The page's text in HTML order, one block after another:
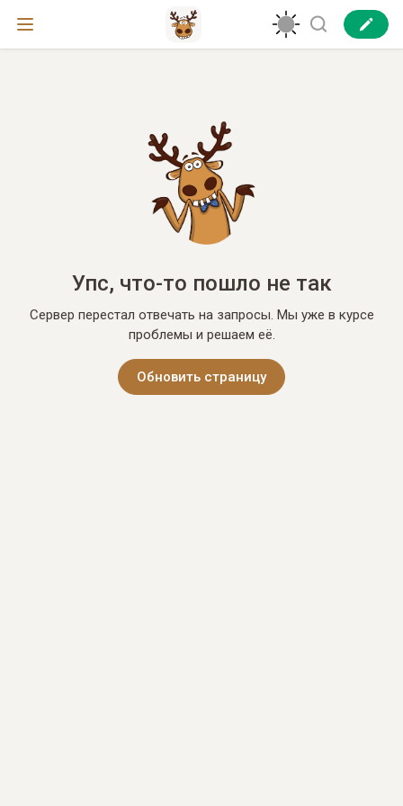
Упс, что-то пошло не так
Сервер перестал отвечать на запросы. Мы уже в курсе
проблемы и решаем её.
Обновить страницу